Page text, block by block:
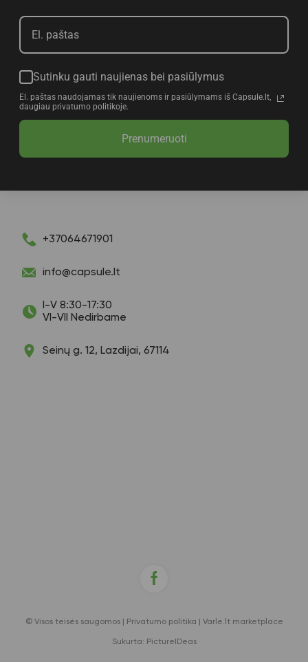
Sutinku gauti naujienas bei pasiūlymus
El. paštas naudojamas tik naujienoms ir pasiūlymams iš Capsule.lt,
daugiau privatumo politikoje.
Prenumeruoti
+37064671901
info@capsule.lt
I-V 8:30-17:30
VI-VII Nedirbame
Seinų g. 12, Lazdijai, 67114
© Visos teisės saugomos | Privatumo politika Varle.lt marketplace
Sukurta: PictureIDeas